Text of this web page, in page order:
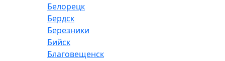
Белорецк
Бердск
Березники
Бийск
Благовещенск